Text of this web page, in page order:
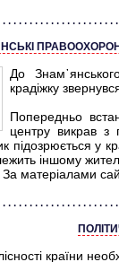
До
крадіжку
Попередньо
центру викрав з
підозрюється у
іншому
За матеріалами
країни